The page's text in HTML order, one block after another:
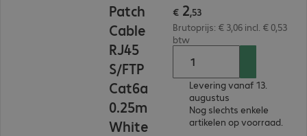
Patch
Cable
RJ45
S/FTP
Cat6a
0.25m
White
€ 2,53
Brutoprijs: € 3,06 incl. € 0,53
btw
Levering vanaf 13.
augustus
Nog slechts enkele
artikelen op voorraad.